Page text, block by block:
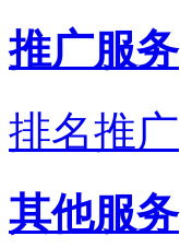
推广服务
排名推广
其他服务